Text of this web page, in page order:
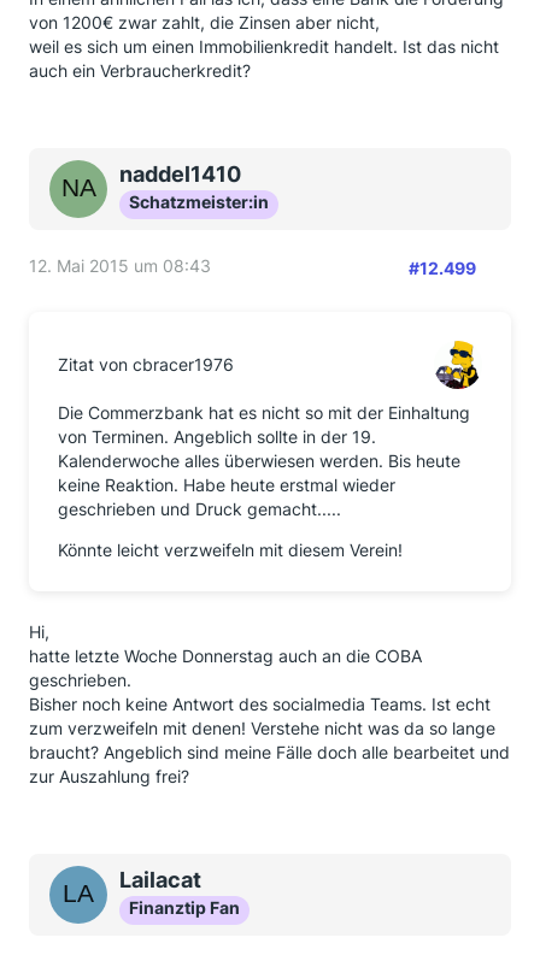
von 1200€ zwar zahlt, die Zinsen aber nicht,
weil es sich um einen Immobilienkredit handelt. Ist das nicht
auch ein Verbraucherkredit?
naddel1410
Schatzmeister:in
12. Mai 2015 um 08:43 #12.499
Zitat von cbracer1976
Die Commerzbank hat es nicht so mit der Einhaltung
von Terminen. Angeblich sollte in der 19.
Kalenderwoche alles überwiesen werden. Bis heute
keine Reaktion. Habe heute erstmal wieder
geschrieben und Druck gemacht.....
Könnte leicht verzweifeln mit diesem Verein!
Hi,
hatte letzte Woche Donnerstag auch an die COBA
geschrieben.
Bisher noch keine Antwort des socialmedia Teams. Ist echt
zum verzweifeln mit denen! Verstehe nicht was da so lange
braucht? Angeblich sind meine Fälle doch alle bearbeitet und
zur Auszahlung frei?
Lailacat
Finanztip Fan